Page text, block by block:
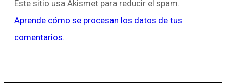
Este sitio usa Akismet para reducir el spam.
Aprende cómo se procesan los datos de tus
comentarios.